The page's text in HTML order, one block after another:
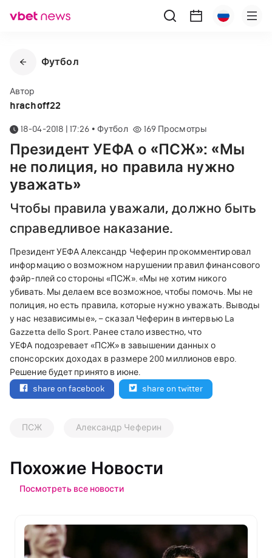
Футбол
Автор
hrachoff22
18-04-2018 | 17:26 • Футбол 169 Просмотры
Президент УЕФА о «ПСЖ»: «Мы
не полиция, но правила нужно
уважать»
Чтобы правила уважали, должно быть
справедливое наказание.
Президент УЕФА Александр Чеферин прокомментировал
информацию о возможном нарушении правил финансового
фэйр-плей со стороны «ПСЖ». «Мы не хотим никого
убивать. Мы делаем все возможное, чтобы помочь. Мы не
полиция, но есть правила, которые нужно уважать. Выводы
у нас независимые», – сказал Чеферин в интервью La
Gazzetta dello Sport. Ранее стало известно, что
УЕФА подозревает «ПСЖ» в завышении данных о
спонсорских доходах в размере 200 миллионов евро.
Решение будет принято в июне.
share on facebook
share on twitter
ПСЖ Александр Чеферин
Похожие Новости
Посмотреть все новости